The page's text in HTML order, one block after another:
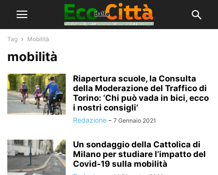
Tag Mobilità
mobilità
Riapertura scuole, la Consulta
della Moderazione del Traffico di
Torino: ‘Chi può vada in bici, ecco
i nostri consigli’
Redazione - 7 Gennaio 2021
Un sondaggio della Cattolica di
Milano per studiare l’impatto del
Covid-19 sulla mobilità